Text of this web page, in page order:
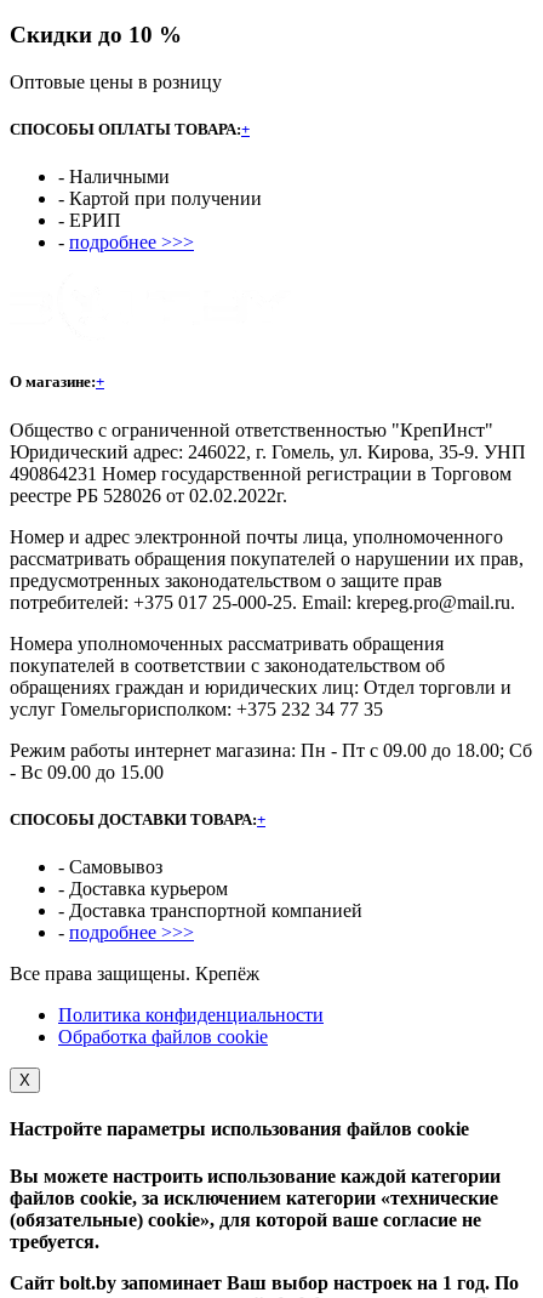
Скидки до 10 %
Оптовые цены в розницу
СПОСОБЫ ОПЛАТЫ ТОВАРА:+
- Наличными
- Картой при получении
- ЕРИП
- подробнее >>>
О магазине:+
Общество с ограниченной ответственностью "КрепИнст"
Юридический адрес: 246022, г. Гомель, ул. Кирова, 35-9. УНП
490864231 Номер государственной регистрации в Торговом
реестре РБ 528026 от 02.02.2022г.
Номер и адрес электронной почты лица, уполномоченного
рассматривать обращения покупателей о нарушении их прав,
предусмотренных законодательством о защите прав
потребителей: +375 017 25-000-25. Email: krepeg.pro@mail.ru.
Номера уполномоченных рассматривать обращения
покупателей в соответствии с законодательством об
обращениях граждан и юридических лиц: Отдел торговли и
услуг Гомельгорисполком: +375 232 34 77 35
Режим работы интернет магазина: Пн - Пт с 09.00 до 18.00; Сб
- Вс 09.00 до 15.00
СПОСОБЫ ДОСТАВКИ ТОВАРА:+
- Самовывоз
- Доставка курьером
- Доставка транспортной компанией
- подробнее >>>
Все права защищены. Крепёж
Политика конфиденциальности
Обработка файлов cookie
Х
Настройте параметры использования файлов cookie
Вы можете настроить использование каждой категории
файлов cookie, за исключением категории «технические
(обязательные) cookie», для которой ваше согласие не
требуется.
Сайт bolt.by запоминает Ваш выбор настроек на 1 год. По